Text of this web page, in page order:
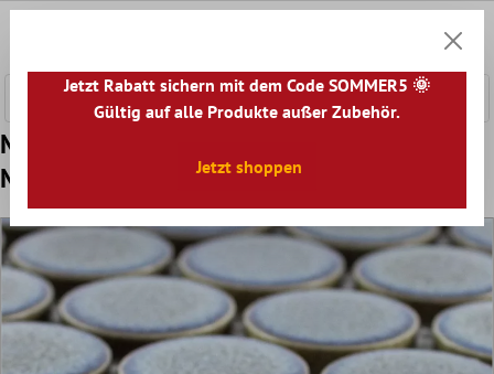
Muster von Keramik Knopf Mosaikfliesen
Mission Blaugrau
Jetzt Rabatt sichern mit dem Code SOMMER5 🌞
Gültig auf alle Produkte außer Zubehör.
Jetzt shoppen